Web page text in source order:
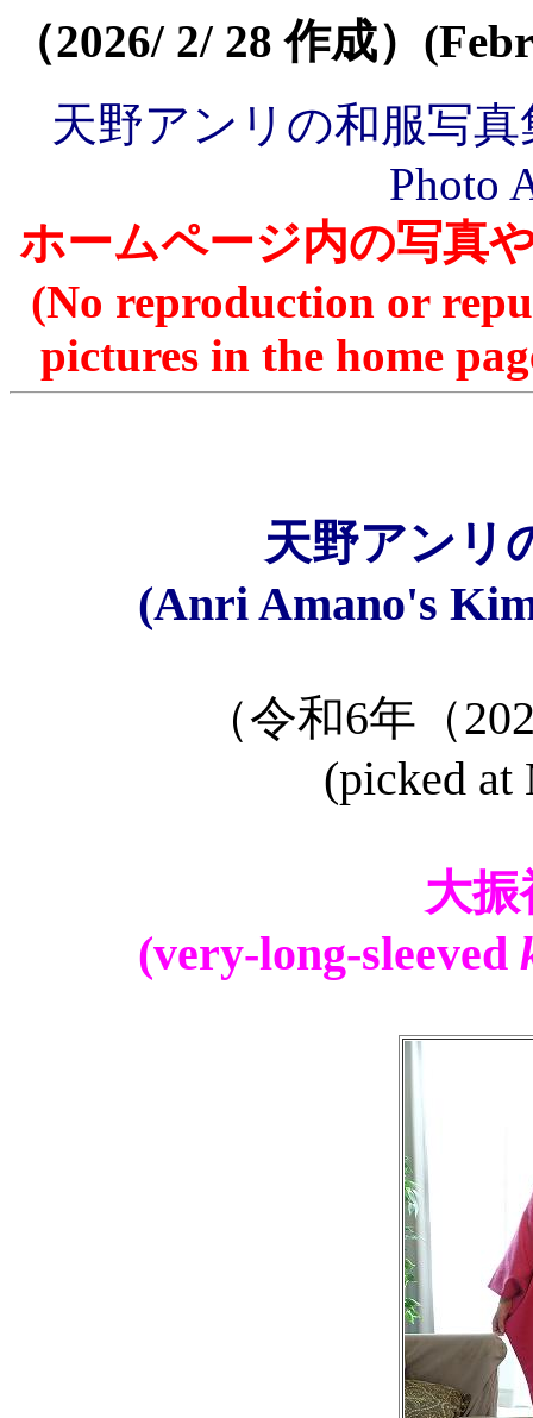
（2026/ 2/ 28 作成）
天野アンリの和服写真
Photo
ホームページ内の写真
(No reproduction or
pictures in the home
天野アンリ
(Anri Amano's
（令和6年（
(picked at
大振
(very-long-sleeved